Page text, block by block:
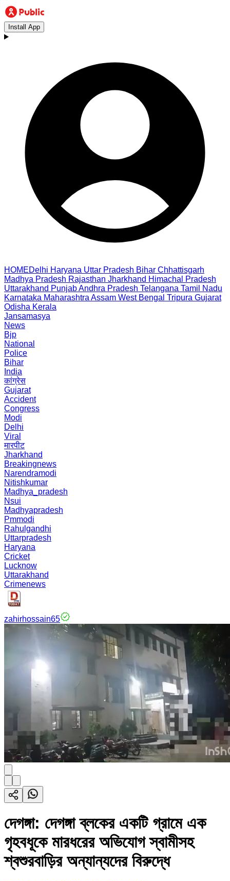
Install App
HOMEDelhi Haryana Uttar Pradesh Bihar Chhattisgarh
Madhya Pradesh Rajasthan Jharkhand Himachal Pradesh
Uttarakhand PunjabAndhra Pradesh Telangana Tamil Nadu
Karnataka Maharashtra Assam West Bengal Tripura Gujarat
Odisha Kerala
Jansamasya
News
Bjp
National
Police
Bihar
India
कांग्रेस
Gujarat
Accident
Congress
Modi
Delhi
Viral
मारपीट
Jharkhand
Breakingnews
Narendramodi
Nitishkumar
Madhya_pradesh
Nsui
Madhyapradesh
Pmmodi
Rahulgandhi
Uttarpradesh
Haryana
Cricket
Lucknow
Uttarakhand
Crimenews
zahirhossain65
দেগঙ্গা: দেগঙ্গা ব্লকের একটি গ্রামে এক
গৃহবধূকে মারধরের অভিযোগ স্বামীসহ
শ্বশুরবাড়ির অন্যান্যদের বিরুদ্ধে